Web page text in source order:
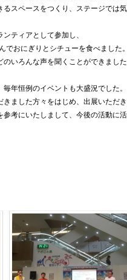
スペースをつくり、ステージでは
ティアとして参加し、
おにぎりとシチューを食べました。
いろんな声を聞くことができました
年恒例のイベントも大盛況でした。
ました方々をはじめ、出展いただ
考にいたしまして、今後の活動に